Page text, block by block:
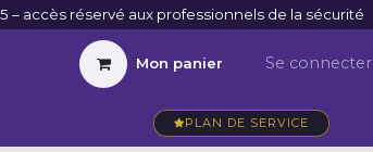
accès réservé aux professionnels de la sécurité
Mon panier Se connecter
PLAN DE SERVICE